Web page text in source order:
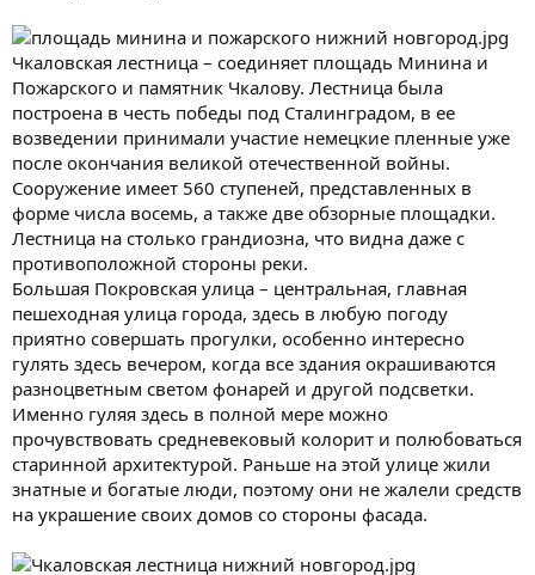
Чкаловская лестница – соединяет площадь Минина и
Пожарского и памятник Чкалову. Лестница была
построена в честь победы под Сталинградом, в ее
возведении принимали участие немецкие пленные уже
после окончания великой отечественной войны.
Сооружение имеет 560 ступеней, представленных в
форме числа восемь, а также две обзорные площадки.
Лестница на столько грандиозна, что видна даже с
противоположной стороны реки.
Большая Покровская улица – центральная, главная
пешеходная улица города, здесь в любую погоду
приятно совершать прогулки, особенно интересно
гулять здесь вечером, когда все здания окрашиваются
разноцветным светом фонарей и другой подсветки.
Именно гуляя здесь в полной мере можно
прочувствовать средневековый колорит и полюбоваться
старинной архитектурой. Раньше на этой улице жили
знатные и богатые люди, поэтому они не жалели средств
на украшение своих домов со стороны фасада.